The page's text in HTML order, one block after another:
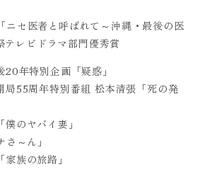
セ医者と呼ばれて～沖縄・最後の医
レビドラマ部門優秀賞
年特別企画「疑惑」
局55周年特別番組 松本清張「死の発
のヤバイ妻」
～ん」
族の旅路」